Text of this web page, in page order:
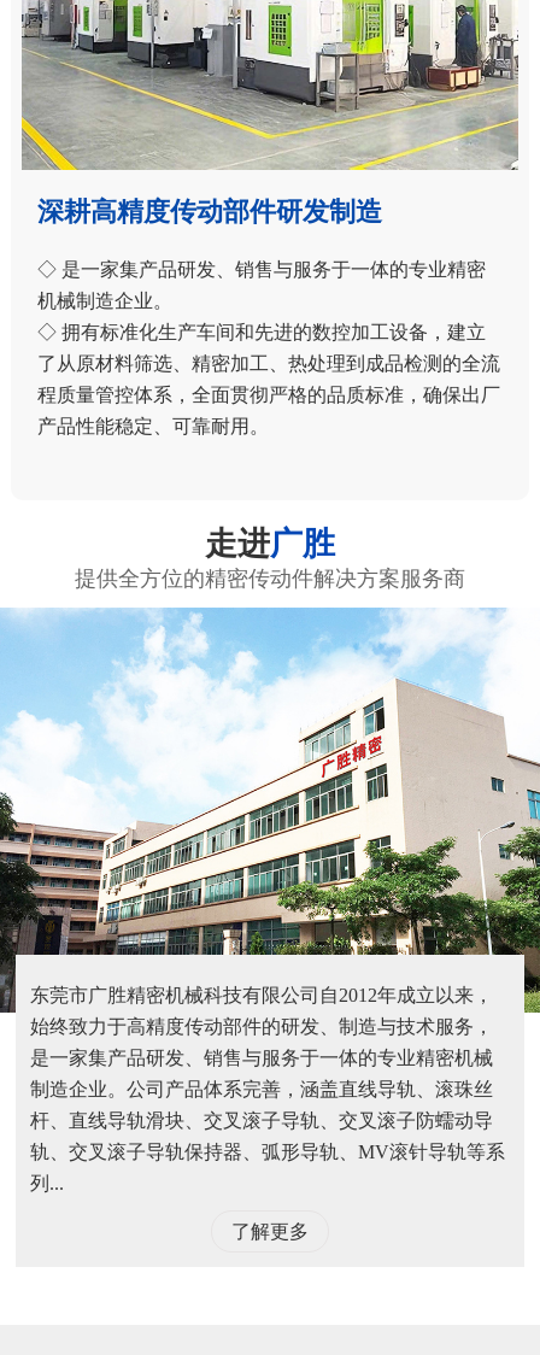
深耕高精度传动部件研发制造
◇ 是一家集产品研发、销售与服务于一体的专业精密
机械制造企业。
◇ 拥有标准化生产车间和先进的数控加工设备，建立
了从原材料筛选、精密加工、热处理到成品检测的全流
程质量管控体系，全面贯彻严格的品质标准，确保出厂
产品性能稳定、可靠耐用。
走进广胜
提供全方位的精密传动件解决方案服务商
东莞市广胜精密机械科技有限公司自2012年成立以来，
始终致力于高精度传动部件的研发、制造与技术服务，
是一家集产品研发、销售与服务于一体的专业精密机械
制造企业。公司产品体系完善，涵盖直线导轨、滚珠丝
杆、直线导轨滑块、交叉滚子导轨、交叉滚子防蠕动导
轨、交叉滚子导轨保持器、弧形导轨、MV滚针导轨等系
列...
了解更多